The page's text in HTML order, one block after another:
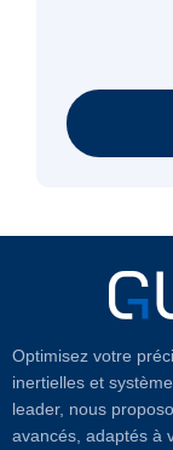
Optimisez votre
inertielles et
leader, nous
avancés, adaptés à